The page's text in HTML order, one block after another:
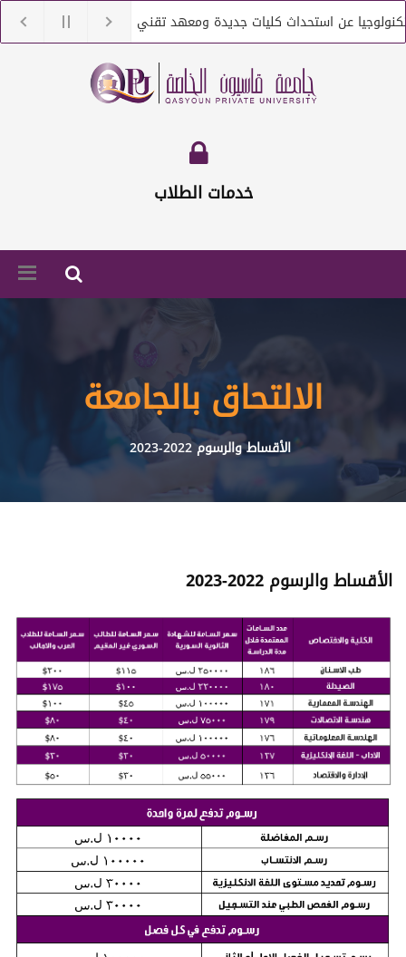
عن استحداث كليات جديدة ومعهد تقني
جامعة قاسيون
عن التعاقد مع أعضاء هيئة تعليمية من حملة الماجستير والدكتوراه
خدمات الطلاب
الالتحاق بالجامعة
الأقساط والرسوم 2022-2023
الأقساط والرسوم 2022-2023